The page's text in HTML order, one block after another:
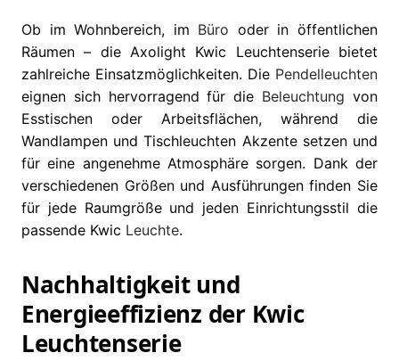
Ob im Wohnbereich, im Büro oder in öffentlichen
Räumen – die Axolight Kwic Leuchtenserie bietet
zahlreiche Einsatzmöglichkeiten. Die Pendelleuchten
eignen sich hervorragend für die Beleuchtung von
Esstischen oder Arbeitsflächen, während die
Wandlampen und Tischleuchten Akzente setzen und
für eine angenehme Atmosphäre sorgen. Dank der
verschiedenen Größen und Ausführungen finden Sie
für jede Raumgröße und jeden Einrichtungsstil die
passende Kwic Leuchte.
Nachhaltigkeit und
Energieeffizienz der Kwic
Leuchtenserie